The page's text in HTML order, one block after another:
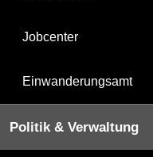
Jobcenter
Einwanderungsamt
Politik & Verwaltung